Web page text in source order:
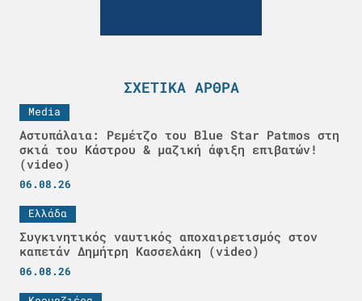
ΣΧΕΤΙΚΆ ΆΡΘΡΑ
Media
Αστυπάλαια: Ρεμέτζο του Blue Star Patmos στη
σκιά του Κάστρου & μαζική άφιξη επιβατών!
(video)
06.08.26
Ελλάδα
Συγκινητικός ναυτικός αποχαιρετισμός στον
καπετάν Δημήτρη Κασσελάκη (video)
06.08.26